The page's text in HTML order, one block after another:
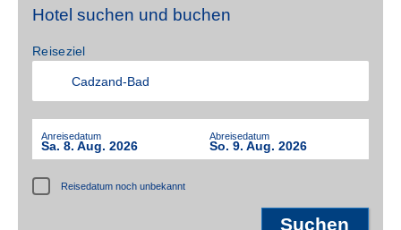
Hotel suchen und buchen
Reiseziel
Anreisedatum
Sa. 8. Aug. 2026
Abreisedatum
So. 9. Aug. 2026
Reisedatum noch unbekannt